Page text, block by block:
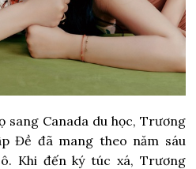
sang Canada du học, Trương
Đề đã mang theo năm sáu
Khi đến ký túc xá, Trương